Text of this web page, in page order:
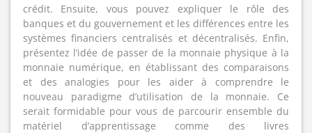
crédit. Ensuite, vous pouvez expliquer le rôle des
banques et du gouvernement et les différences entre les
systèmes financiers centralisés et décentralisés. Enfin,
présentez l’idée de passer de la monnaie physique à la
monnaie numérique, en établissant des comparaisons
et des analogies pour les aider à comprendre le
nouveau paradigme d’utilisation de la monnaie. Ce
serait formidable pour vous de parcourir ensemble du
matériel d’apprentissage comme des livres